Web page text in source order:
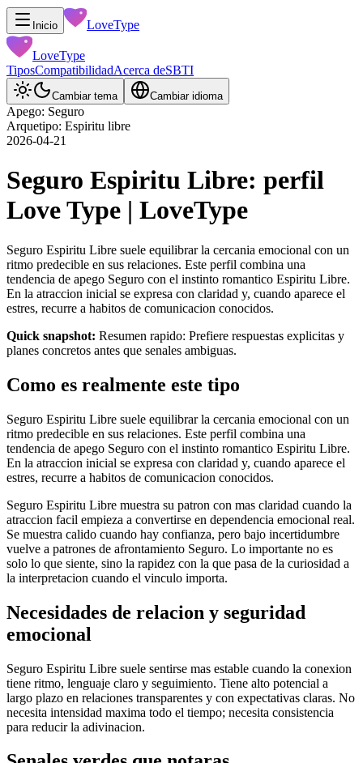
Inicio LoveType
LoveType
TiposCompatibilidadAcerca deSBTI
Cambiar tema Cambiar idioma
Apego: Seguro
Arquetipo: Espiritu libre
2026-04-21
Seguro Espiritu Libre: perfil
Love Type | LoveType
Seguro Espiritu Libre suele equilibrar la cercania emocional con un
ritmo predecible en sus relaciones. Este perfil combina una
tendencia de apego Seguro con el instinto romantico Espiritu Libre.
En la atraccion inicial se expresa con claridad y, cuando aparece el
estres, recurre a habitos de comunicacion conocidos.
Quick snapshot: Resumen rapido: Prefiere respuestas explicitas y
planes concretos antes que senales ambiguas.
Como es realmente este tipo
Seguro Espiritu Libre suele equilibrar la cercania emocional con un
ritmo predecible en sus relaciones. Este perfil combina una
tendencia de apego Seguro con el instinto romantico Espiritu Libre.
En la atraccion inicial se expresa con claridad y, cuando aparece el
estres, recurre a habitos de comunicacion conocidos.
Seguro Espiritu Libre muestra su patron con mas claridad cuando la
atraccion facil empieza a convertirse en dependencia emocional real.
Se muestra calido cuando hay confianza, pero bajo incertidumbre
vuelve a patrones de afrontamiento Seguro. Lo importante no es
solo lo que siente, sino la rapidez con la que pasa de la curiosidad a
la interpretacion cuando el vinculo importa.
Necesidades de relacion y seguridad
emocional
Seguro Espiritu Libre suele sentirse mas estable cuando la conexion
tiene ritmo, lenguaje claro y seguimiento. Tiene alto potencial a
largo plazo en relaciones transparentes y con expectativas claras. No
necesita intensidad maxima todo el tiempo; necesita consistencia
para reducir la adivinacion.